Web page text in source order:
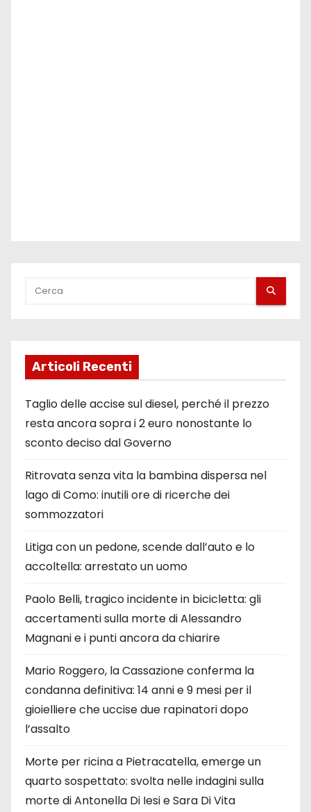
Articoli Recenti
Taglio delle accise sul diesel, perché il prezzo
resta ancora sopra i 2 euro nonostante lo
sconto deciso dal Governo
Ritrovata senza vita la bambina dispersa nel
lago di Como: inutili ore di ricerche dei
sommozzatori
Litiga con un pedone, scende dall’auto e lo
accoltella: arrestato un uomo
Paolo Belli, tragico incidente in bicicletta: gli
accertamenti sulla morte di Alessandro
Magnani e i punti ancora da chiarire
Mario Roggero, la Cassazione conferma la
condanna definitiva: 14 anni e 9 mesi per il
gioielliere che uccise due rapinatori dopo
l’assalto
Morte per ricina a Pietracatella, emerge un
quarto sospettato: svolta nelle indagini sulla
morte di Antonella Di Iesi e Sara Di Vita